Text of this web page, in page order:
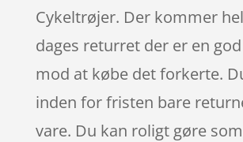
Cykeltrøjer. Der kommer
dages returret der er en
mod at købe det forkerte.
inden for fristen bare
vare. Du kan roligt gøre